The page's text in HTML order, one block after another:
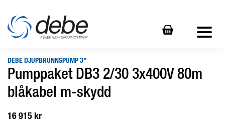
DEBE DJUPBRUNNSPUMP 3"
Pumppaket DB3 2/30 3x400V 80m
blåkabel m-skydd
16 915 kr